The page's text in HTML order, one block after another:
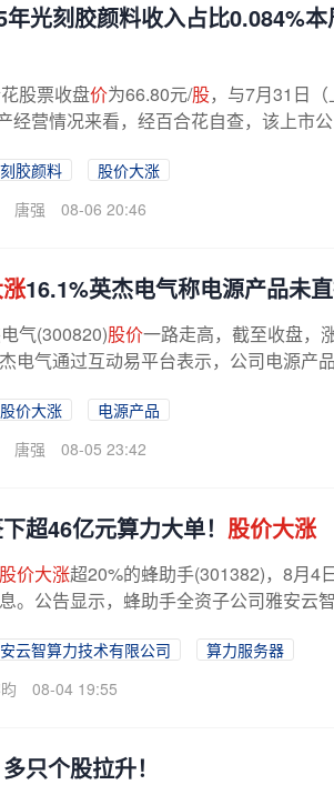
年光刻胶颜料收入占比0.084%本
股票收盘价为66.80元/股，与7月31日
经营情况来看，经百合花自查，该上市
胶颜料
股价大涨
唐强 08-06 20:46
16.1%英杰电气称电源产品未
气(300820)股价一路走高，截至收盘，
电气通过互动易平台表示，公司电源产
股价大涨
电源产品
唐强 08-05 23:42
超46亿元算力大单！ 股价大涨
股价大涨超20%的蜂助手(301382)，8月4
。公告显示，蜂助手全资子公司雅安云
云智算力技术有限公司
算力服务器
08-04 19:55
只个股拉升！